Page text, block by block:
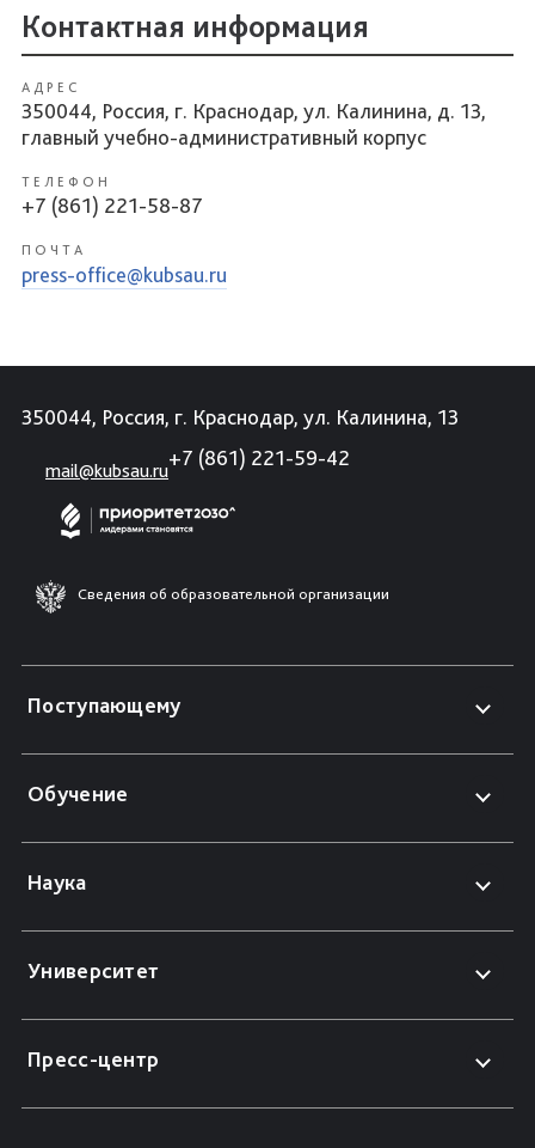
Контактная информация
АДРЕС
350044, Россия, г. Краснодар, ул. Калинина, д. 13,
главный учебно-административный корпус
ТЕЛЕФОН
+7 (861) 221-58-87
ПОЧТА
press-office@kubsau.ru
350044, Россия, г. Краснодар, ул. Калинина, 13
mail@kubsau.ru
+7 (861) 221-59-42
Сведения об образовательной организации
Поступающему
Обучение
Наука
Университет
Пресс-центр